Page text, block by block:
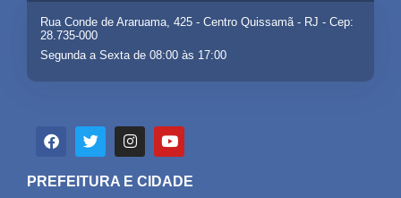
Rua Conde de Araruama, 425 - Centro Quissamã - RJ - Cep:
28.735-000
Segunda a Sexta de 08:00 às 17:00
PREFEITURA E CIDADE